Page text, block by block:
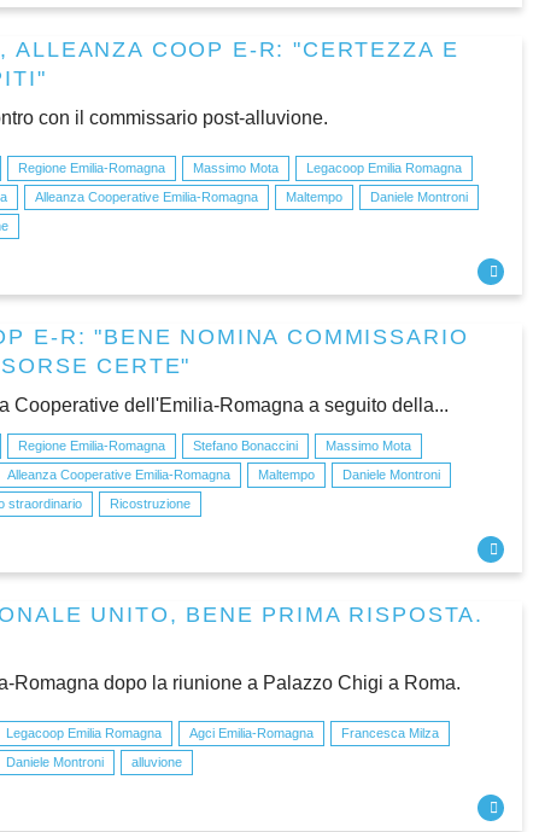
ALLEANZA COOP E-R: "CERTEZZA E
con il commissario post-alluvione.
Regione Emilia-Romagna Massimo Mota
Legacoop Emilia Romagna
Alleanza Cooperative Emilia-Romagna Maltempo
Daniele Montroni
E-R: "BENE NOMINA COMMISSARIO
CERTE"
Cooperative dell'Emilia-Romagna a seguito della...
Regione Emilia-Romagna Stefano Bonaccini
Massimo Mota
Alleanza Cooperative Emilia-Romagna Maltempo
Daniele Montroni
straordinario Ricostruzione
UNITO, BENE PRIMA RISPOSTA.
Romagna dopo la riunione a Palazzo Chigi a Roma.
Legacoop Emilia Romagna Agci Emilia-Romagna
Francesca Milza
Daniele Montroni alluvione